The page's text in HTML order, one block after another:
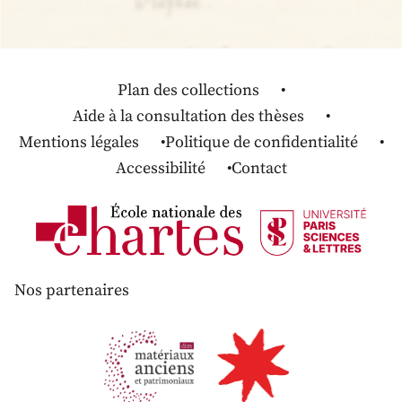
Plan des collections
Aide à la consultation des thèses
Mentions légales
Politique de confidentialité
Accessibilité
Contact
Nos partenaires